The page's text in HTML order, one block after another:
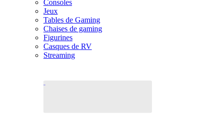
Consoles
Jeux
Tables de Gaming
Chaises de gaming
Figurines
Casques de RV
Streaming